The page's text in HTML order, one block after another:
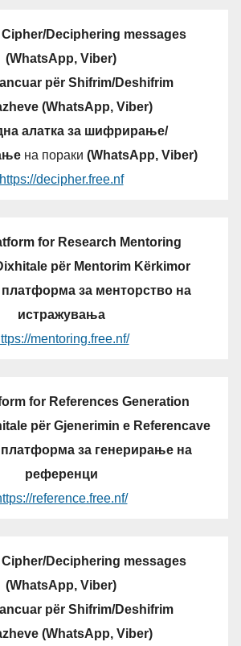
Deciphering messages
(WhatsApp, Viber)
për Shifrim/Deshifrim
(WhatsApp, Viber)
алатка за шифрирање/
на пораки (WhatsApp, Viber)
https://decipher.free.nf
for Research Mentoring
për Mentorim Kërkimor
за менторство на
истражувања
mentoring.free.nf/
for References Generation
për Gjenerimin e Referencave
за генерирање на
референци
reference.free.nf/
Deciphering messages
(WhatsApp, Viber)
për Shifrim/Deshifrim
(WhatsApp, Viber)